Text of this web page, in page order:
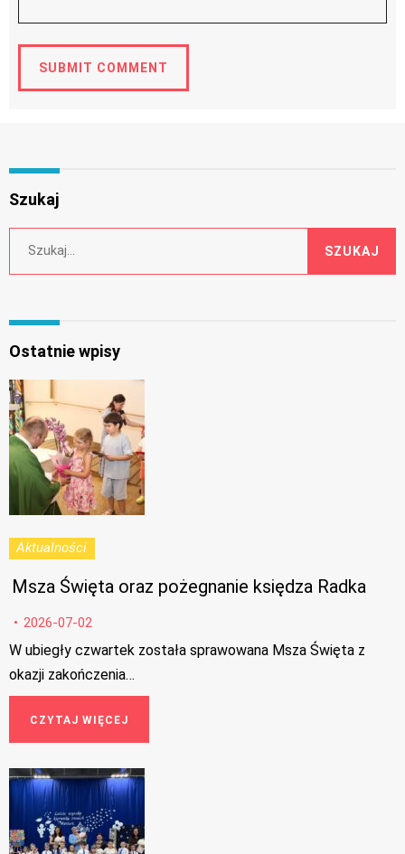
Szukaj
SZUKAJ
Ostatnie wpisy
Aktualności
Msza Święta oraz pożegnanie księdza Radka
2026-07-02
W ubiegły czwartek została sprawowana Msza Święta z
okazji zakończenia…
CZYTAJ WIĘCEJ